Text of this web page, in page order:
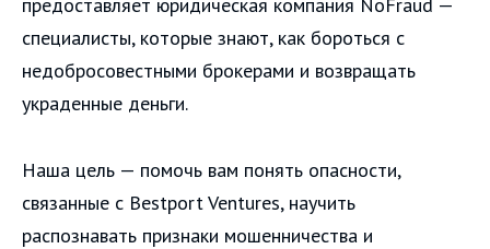
предоставляет юридическая компания NoFraud —
специалисты, которые знают, как бороться с
недобросовестными брокерами и возвращать
украденные деньги.
Наша цель — помочь вам понять опасности,
связанные с Bestport Ventures, научить
распознавать признаки мошенничества и